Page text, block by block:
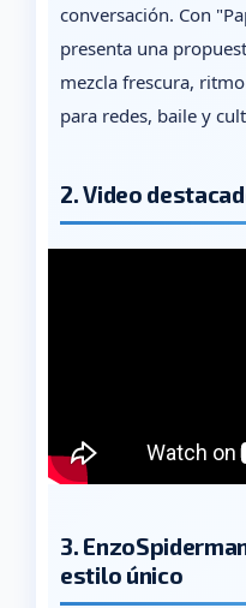
conversación. Con
presenta una
mezcla frescura,
para redes, baile y
2. Video
3.
estilo único